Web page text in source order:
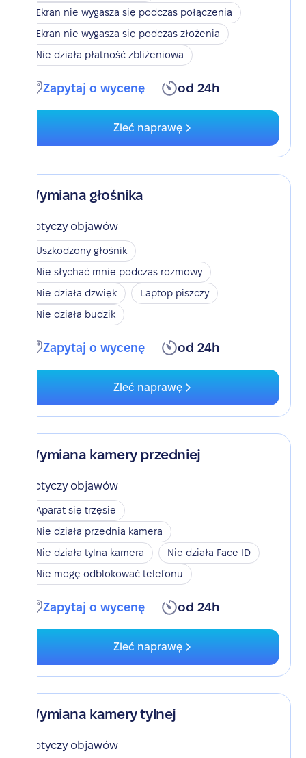
Ekran nie wygasza się podczas połączenia
Ekran nie wygasza się podczas złożenia
Nie działa płatność zbliżeniowa
Zapytaj o wycenę od 24h
Zleć naprawę
Wymiana głośnika
Dotyczy objawów
Uszkodzony głośnik
Nie słychać mnie podczas rozmowy
Nie działa dzwięk
Laptop piszczy
Nie działa budzik
Zapytaj o wycenę od 24h
Zleć naprawę
Wymiana kamery przedniej
Dotyczy objawów
Aparat się trzęsie
Nie działa przednia kamera
Nie działa tylna kamera
Nie działa Face ID
Nie mogę odblokować telefonu
Zapytaj o wycenę od 24h
Zleć naprawę
Wymiana kamery tylnej
Dotyczy objawów